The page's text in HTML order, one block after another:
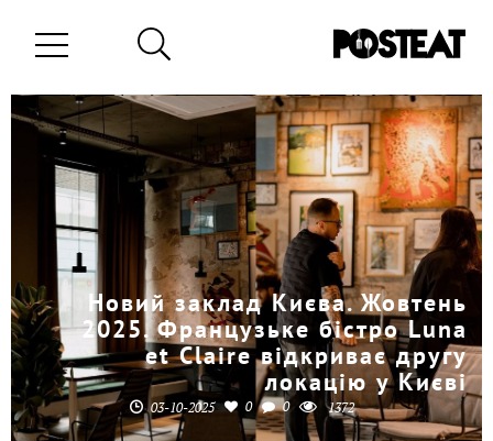
Новий заклад Києва. Жовтень
2025. Французьке бістро Luna
et Claire відкриває другу
локацію у Києві
03-10-2025 0 0 1372